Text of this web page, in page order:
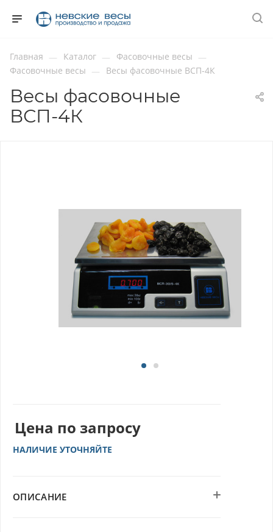
Главная — Каталог — Фасовочные весы —
Фасовочные весы — Весы фасовочные ВСП-4К
Весы фасовочные
ВСП-4К
Цена по запросу
НАЛИЧИЕ УТОЧНЯЙТЕ
ОПИСАНИЕ